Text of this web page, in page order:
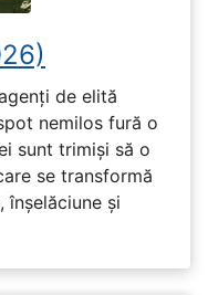
de elită
nemilos fură o
sunt trimiși să o
se transformă
și